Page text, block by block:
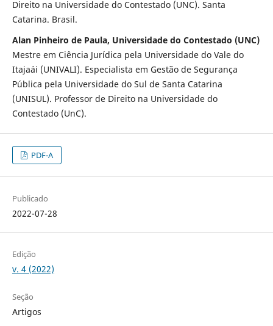
Direito na Universidade do Contestado (UNC). Santa
Catarina. Brasil.
Alan Pinheiro de Paula, Universidade do Contestado (UNC)
Mestre em Ciência Jurídica pela Universidade do Vale do
Itajaái (UNIVALI). Especialista em Gestão de Segurança
Pública pela Universidade do Sul de Santa Catarina
(UNISUL). Professor de Direito na Universidade do
Contestado (UnC).
PDF-A
Publicado
2022-07-28
Edição
v. 4 (2022)
Seção
Artigos